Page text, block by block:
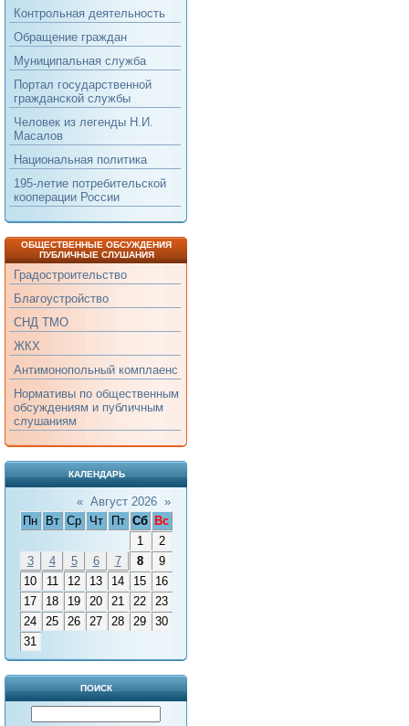
Контрольная деятельность
Обращение граждан
Муниципальная служба
Портал государственной
гражданской службы
Человек из легенды Н.И.
Масалов
Национальная политика
195-летие потребительской
кооперации России
ОБЩЕСТВЕННЫЕ ОБСУЖДЕНИЯ
ПУБЛИЧНЫЕ СЛУШАНИЯ
Градостроительство
Благоустройство
СНД ТМО
ЖКХ
Антимонопольный комплаенс
Нормативы по общественным
обсуждениям и публичным
слушаниям
КАЛЕНДАРЬ
« Август 2026 »
Пн
Вт Ср Чт Пт Сб
Вс
1
2
3
4 5 6 7 8
9
10
11 12 13 14 15
16
17
18 19 20 21 22
23
24
25 26 27 28 29
30
31
ПОИСК